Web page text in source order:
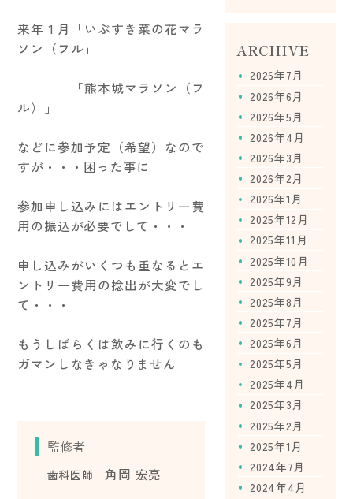
来年１月「いぶすき菜の花マラ
ソン（フル」
「熊本城マラソン（フ
ル）」
などに参加予定（希望）なので
すが・・・困った事に
参加申し込みにはエントリー費
用の振込が必要でして・・・
申し込みがいくつも重なるとエ
ントリー費用の捻出が大変でし
て・・・
もうしばらくは飲みに行くのも
ガマンしなきゃなりません
監修者
歯科医師角岡 宏亮
ARCHIVE
2026年7月
2026年6月
2026年5月
2026年4月
2026年3月
2026年2月
2026年1月
2025年12月
2025年11月
2025年10月
2025年9月
2025年8月
2025年7月
2025年6月
2025年5月
2025年4月
2025年3月
2025年2月
2025年1月
2024年7月
2024年4月